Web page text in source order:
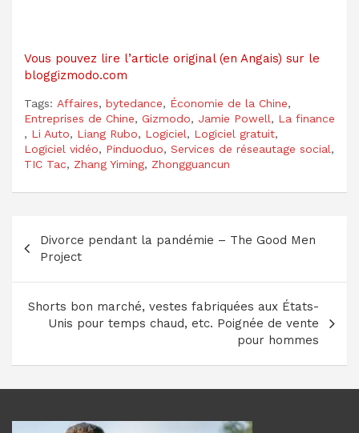
Vous pouvez lire l’article original (en Angais) sur le
bloggizmodo.com
Tags: Affaires, bytedance, Économie de la Chine,
Entreprises de Chine, Gizmodo, Jamie Powell, La finance
, Li Auto, Liang Rubo, Logiciel, Logiciel gratuit,
Logiciel vidéo, Pinduoduo, Services de réseautage social,
TIC Tac, Zhang Yiming, Zhongguancun
Navigation
de
l’article
Divorce pendant la pandémie – The Good Men
Project
Shorts bon marché, vestes fabriquées aux États-
Unis pour temps chaud, etc. Poignée de vente
pour hommes